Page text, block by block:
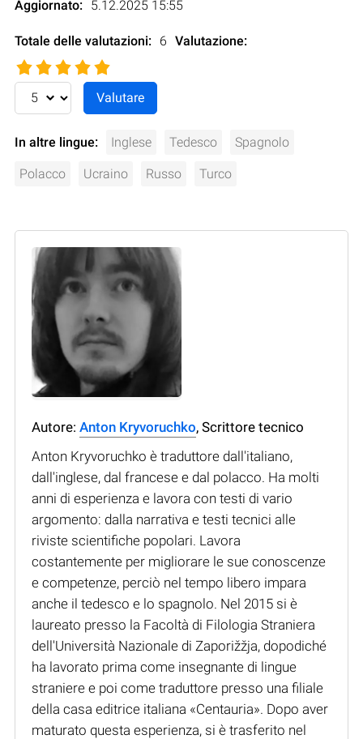
Aggiornato: 5.12.2025 15:55
Totale delle valutazioni: 6 Valutazione:
In altre lingue: Inglese Tedesco Spagnolo
Polacco Ucraino Russo Turco
Autore: Anton Kryvoruchko, Scrittore tecnico
Anton Kryvoruchko è traduttore dall'italiano,
dall'inglese, dal francese e dal polacco. Ha molti
anni di esperienza e lavora con testi di vario
argomento: dalla narrativa e testi tecnici alle
riviste scientifiche popolari. Lavora
costantemente per migliorare le sue conoscenze
e competenze, perciò nel tempo libero impara
anche il tedesco e lo spagnolo. Nel 2015 si è
laureato presso la Facoltà di Filologia Straniera
dell'Università Nazionale di Zaporižžja, dopodiché
ha lavorato prima come insegnante di lingue
straniere e poi come traduttore presso una filiale
della casa editrice italiana «Centauria». Dopo aver
maturato questa esperienza, si è trasferito nel